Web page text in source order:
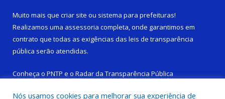
Muito mais que criar site ou sistema para prefeituras!
Realizamos uma assessoria completa, onde garantimos em
contrato que todas as exigências das leis de transparência
pública serão atendidas.
Conheça o PNTP e o Radar da Transparência Pública
Nós usamos cookies para melhorar sua experiência de